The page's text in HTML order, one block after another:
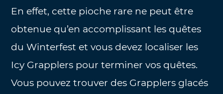
En effet, cette pioche rare ne peut être
obtenue qu’en accomplissant les quêtes
du Winterfest et vous devez localiser les
Icy Grapplers pour terminer vos quêtes.
Vous pouvez trouver des Grapplers glacés